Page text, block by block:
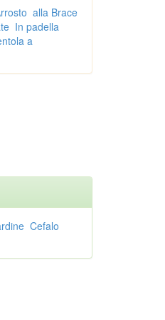
alla Brace
In padella
a
Cefalo